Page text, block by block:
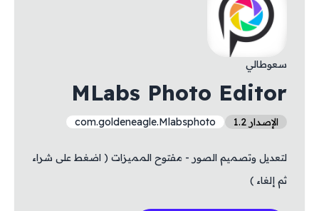
سعوطالي
MLabs Photo Editor
الإصدار 1.2 com.goldeneagle.Mlabsphoto
لتعديل وتصميم الصور - مفتوح المميزات ( اضغط على شراء
ثم إلغاء )